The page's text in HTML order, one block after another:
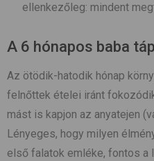
ellenkezőleg: mindent
A 6 hónapos baba
Az ötödik-hatodik hónap
felnőttek ételei iránt
mást is kapjon az anyatejen
Lényeges, hogy milyen
első falatok emléke, fontos a